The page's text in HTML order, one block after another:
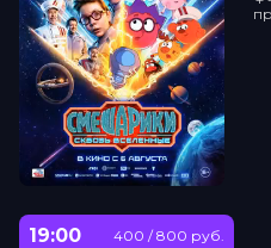
19:00
400 / 800 руб.